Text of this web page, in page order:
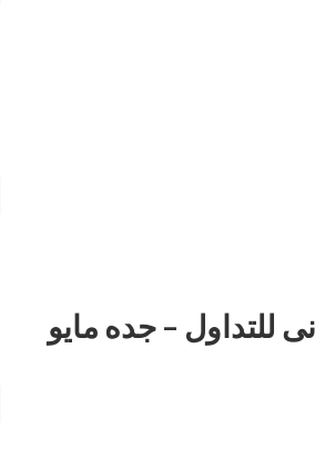
للتداول – جده مايو